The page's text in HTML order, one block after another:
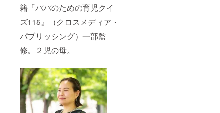
籍『パパのための育児クイ
ズ115』（クロスメディア・
パブリッシング）一部監
修。２児の母。